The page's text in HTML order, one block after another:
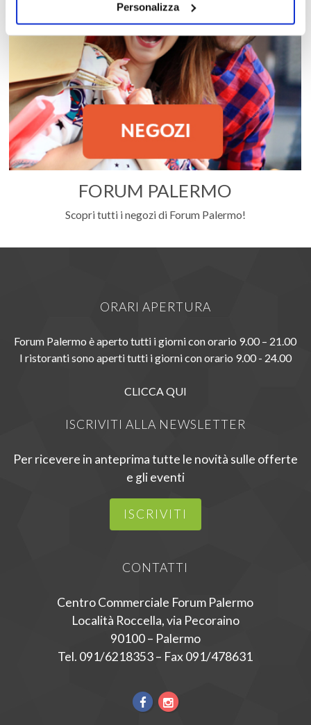
Personalizza
FORUM PALERMO
Scopri tutti i negozi di Forum Palermo!
ORARI APERTURA
Forum Palermo è aperto tutti i giorni con orario 9.00 – 21.00
I ristoranti sono aperti tutti i giorni con orario 9.00 - 24.00
CLICCA QUI
ISCRIVITI ALLA NEWSLETTER
Per ricevere in anteprima tutte le novità sulle offerte
e gli eventi
ISCRIVITI
CONTATTI
Centro Commerciale Forum Palermo
Località Roccella, via Pecoraino
90100 – Palermo
Tel. 091/6218353 – Fax 091/478631